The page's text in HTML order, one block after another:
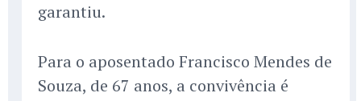
garantiu.
Para o aposentado Francisco Mendes de
Souza, de 67 anos, a convivência é